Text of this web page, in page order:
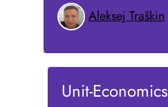
Aleksej Traškin
Unit-Economics